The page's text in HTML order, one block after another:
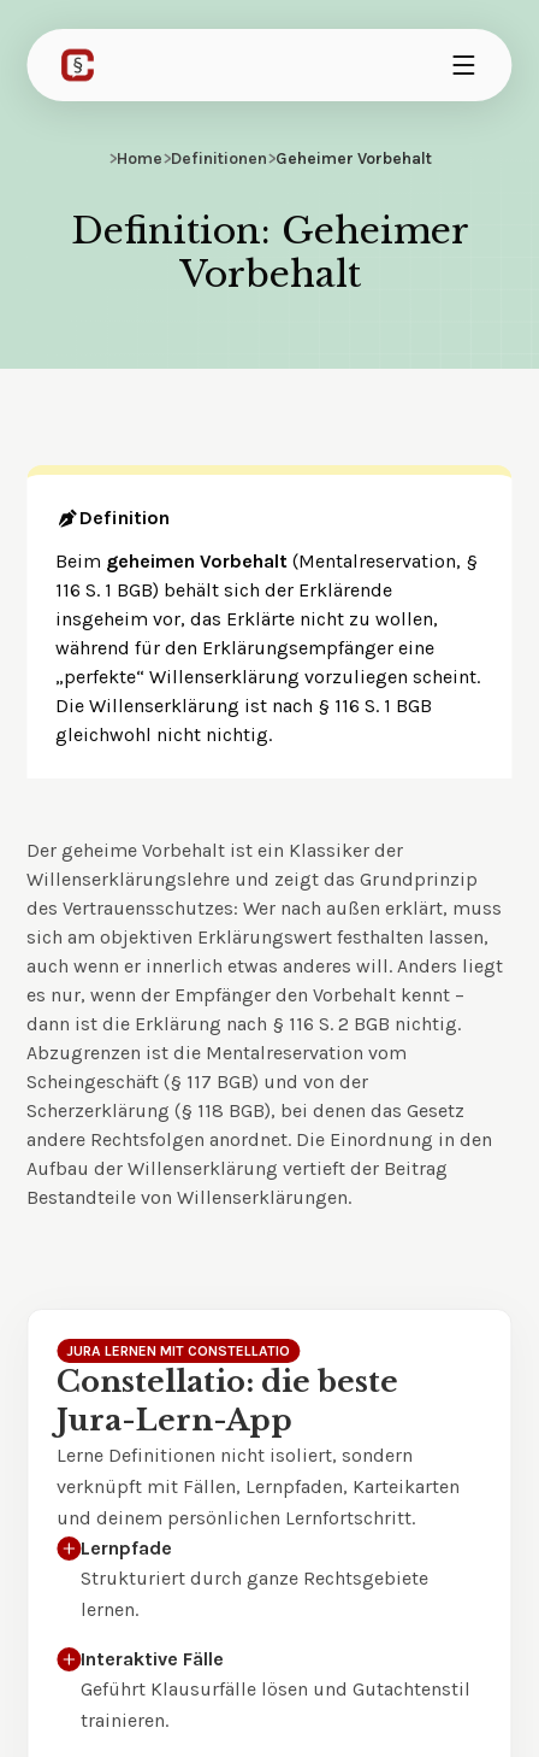
>Home>Definitionen>Geheimer Vorbehalt
Definition: Geheimer
Vorbehalt
Definition
Beim geheimen Vorbehalt (Mentalreservation, §
116 S. 1 BGB) behält sich der Erklärende
insgeheim vor, das Erklärte nicht zu wollen,
während für den Erklärungsempfänger eine
„perfekte“ Willenserklärung vorzuliegen scheint.
Die Willenserklärung ist nach § 116 S. 1 BGB
gleichwohl nicht nichtig.
Der geheime Vorbehalt ist ein Klassiker der
Willenserklärungslehre und zeigt das Grundprinzip
des Vertrauensschutzes: Wer nach außen erklärt, muss
sich am objektiven Erklärungswert festhalten lassen,
auch wenn er innerlich etwas anderes will. Anders liegt
es nur, wenn der Empfänger den Vorbehalt kennt –
dann ist die Erklärung nach § 116 S. 2 BGB nichtig.
Abzugrenzen ist die Mentalreservation vom
Scheingeschäft (§ 117 BGB) und von der
Scherzerklärung (§ 118 BGB), bei denen das Gesetz
andere Rechtsfolgen anordnet. Die Einordnung in den
Aufbau der Willenserklärung vertieft der Beitrag
Bestandteile von Willenserklärungen.
JURA LERNEN MIT CONSTELLATIO
Constellatio: die beste
Jura-Lern-App
Lerne Definitionen nicht isoliert, sondern
verknüpft mit Fällen, Lernpfaden, Karteikarten
und deinem persönlichen Lernfortschritt.
Lernpfade
Strukturiert durch ganze Rechtsgebiete
lernen.
Interaktive Fälle
Geführt Klausurfälle lösen und Gutachtenstil
trainieren.